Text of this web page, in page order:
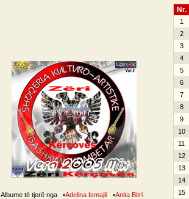
Albume të tjerë nga •Adelina Ismajli •Anita Bitri
Nr.
1
2
3
4
5
6
7
8
9
10
11
12
13
14
15